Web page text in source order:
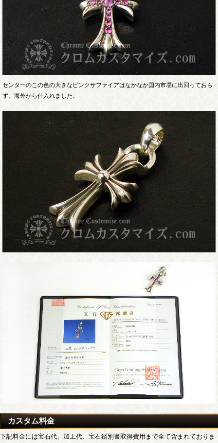
センターのこの色の大きなピンクサファイアはなかなか国内市場に出回っておら
ず、海外から仕入れました。
カスタム料金
下記料金には宝石代、加工代、宝石鑑別書取得費用まで全て含まれておりま